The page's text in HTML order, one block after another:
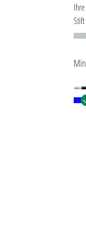
Stift